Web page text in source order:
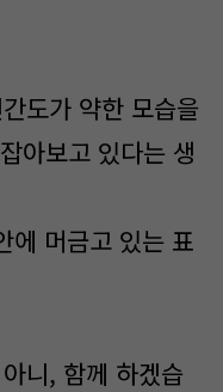
도가 약한 모습을
아보고 있다는 생
에 머금고 있는 표
니, 함께 하겠습